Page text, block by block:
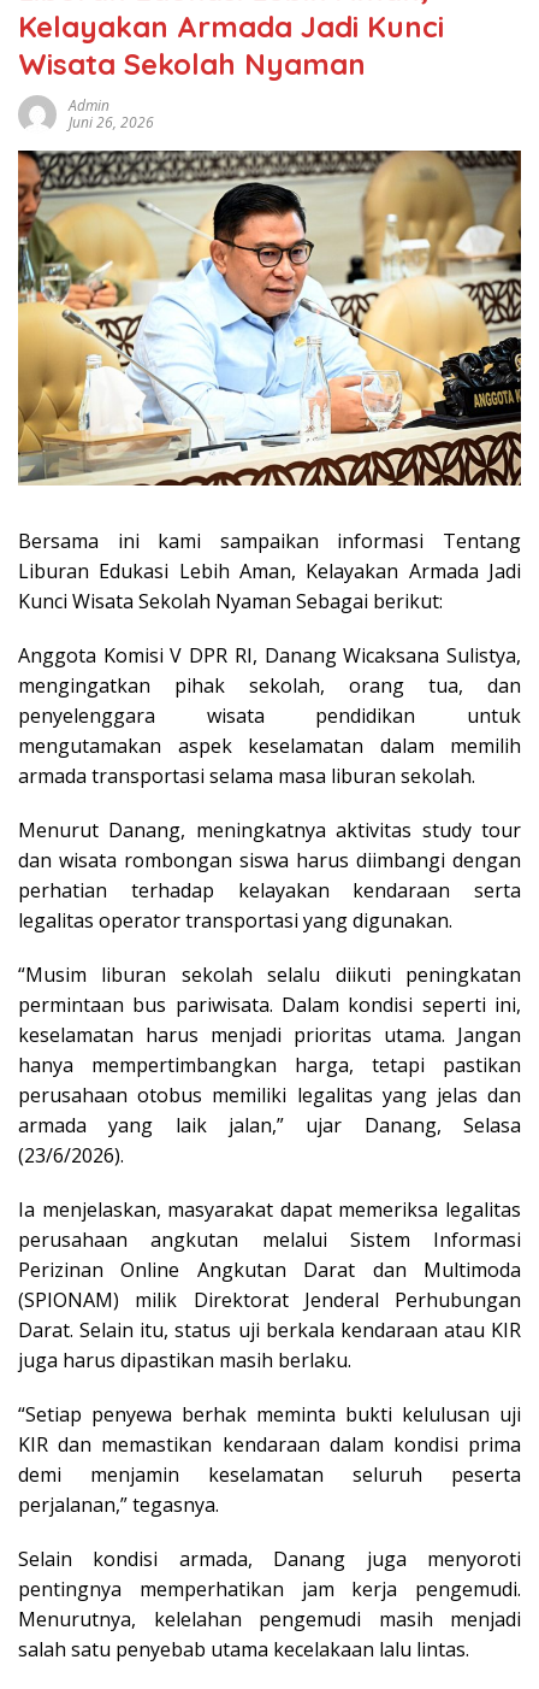
Kelayakan Armada Jadi Kunci
Wisata Sekolah Nyaman
Admin
Juni 26, 2026
Bersama ini kami sampaikan informasi Tentang
Liburan Edukasi Lebih Aman, Kelayakan Armada Jadi
Kunci Wisata Sekolah Nyaman Sebagai berikut:
Anggota Komisi V DPR RI, Danang Wicaksana Sulistya,
mengingatkan pihak sekolah, orang tua, dan
penyelenggara wisata pendidikan untuk
mengutamakan aspek keselamatan dalam memilih
armada transportasi selama masa liburan sekolah.
Menurut Danang, meningkatnya aktivitas study tour
dan wisata rombongan siswa harus diimbangi dengan
perhatian terhadap kelayakan kendaraan serta
legalitas operator transportasi yang digunakan.
“Musim liburan sekolah selalu diikuti peningkatan
permintaan bus pariwisata. Dalam kondisi seperti ini,
keselamatan harus menjadi prioritas utama. Jangan
hanya mempertimbangkan harga, tetapi pastikan
perusahaan otobus memiliki legalitas yang jelas dan
armada yang laik jalan,” ujar Danang, Selasa
(23/6/2026).
Ia menjelaskan, masyarakat dapat memeriksa legalitas
perusahaan angkutan melalui Sistem Informasi
Perizinan Online Angkutan Darat dan Multimoda
(SPIONAM) milik Direktorat Jenderal Perhubungan
Darat. Selain itu, status uji berkala kendaraan atau KIR
juga harus dipastikan masih berlaku.
“Setiap penyewa berhak meminta bukti kelulusan uji
KIR dan memastikan kendaraan dalam kondisi prima
demi menjamin keselamatan seluruh peserta
perjalanan,” tegasnya.
Selain kondisi armada, Danang juga menyoroti
pentingnya memperhatikan jam kerja pengemudi.
Menurutnya, kelelahan pengemudi masih menjadi
salah satu penyebab utama kecelakaan lalu lintas.